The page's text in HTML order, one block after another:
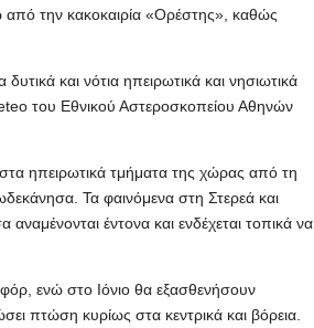
την κακοκαιρία «Ορέστης», καθώς
και νότια ηπειρωτικά και νησιωτικά
του Εθνικού Αστεροσκοπείου Αθηνών
στα ηπειρωτικά τμήματα της χώρας από τη
Τα φαινόμενα στη Στερεά και
έντονα και ενδέχεται τοπικά να
ενώ στο Ιόνιο θα εξασθενήσουν
πτώση κυρίως στα κεντρικά και βόρεια.